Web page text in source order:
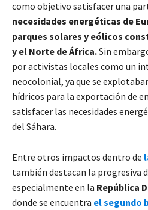
como objetivo satisfacer una
necesidades energéticas de
parques solares y eólicos
y el Norte de África.Sin
por activistas locales como un
neocolonial, ya que se
hídricos para la exportación de
satisfacer las necesidades
del Sáhara.
Entre otros impactos dentro de
también destacan la progresiva
especialmente en la República
donde se encuentra el segundo